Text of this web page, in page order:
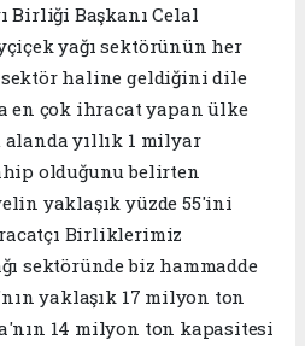
Birliği Başkanı Celal
yağı sektörünün her
sektör haline geldiğini dile
en çok ihracat yapan ülke
yıllık 1 milyar
olduğunu belirten
yaklaşık yüzde 55'ini
Birliklerimiz
sektöründe biz hammadde
yaklaşık 17 milyon ton
14 milyon ton kapasitesi